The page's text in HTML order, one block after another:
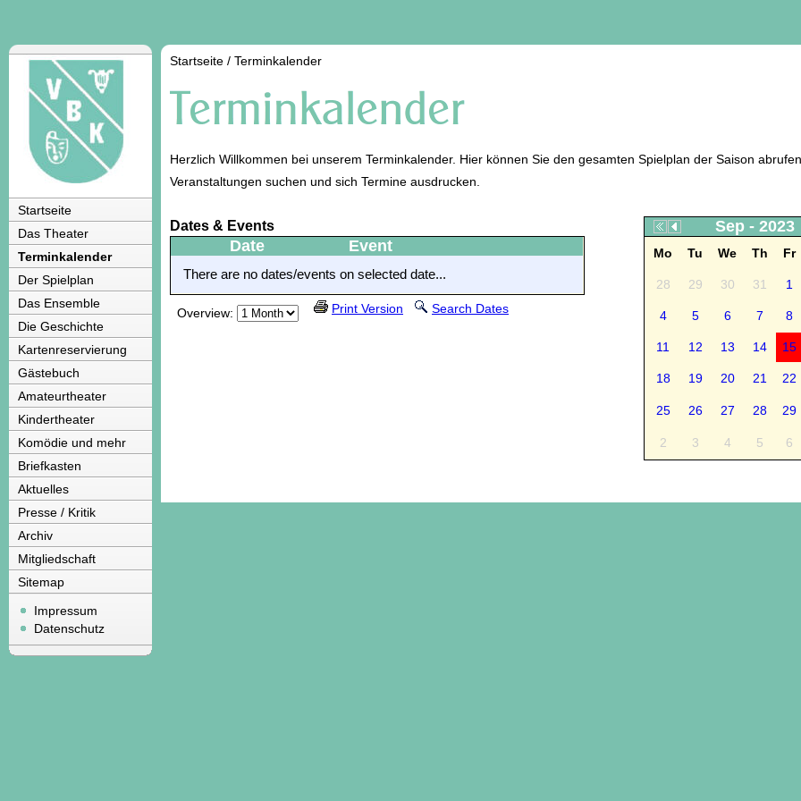
Startseite
Das Theater
Terminkalender
Der Spielplan
Das Ensemble
Die Geschichte
Kartenreservierung
Gästebuch
Amateurtheater
Kindertheater
Komödie und mehr
Briefkasten
Aktuelles
Presse / Kritik
Archiv
Mitgliedschaft
Sitemap
Impressum
Datenschutz
Startseite / Terminkalender
Herzlich Willkommen bei unserem Terminkalender. Hier können Sie den gesamten Spielplan der Saison
Veranstaltungen suchen und sich Termine ausdrucken.
Dates & Events
Date Event
There are no dates/events on selected date...
Overview: Print Version Search Dates
Sep - 2023
Mo Tu We Th Fr
28 29 30 31 1
4 5 6 7 8
11 12 13 14 15
18 19 20 21 22
25 26 27 28 29
2 3 4 5 6